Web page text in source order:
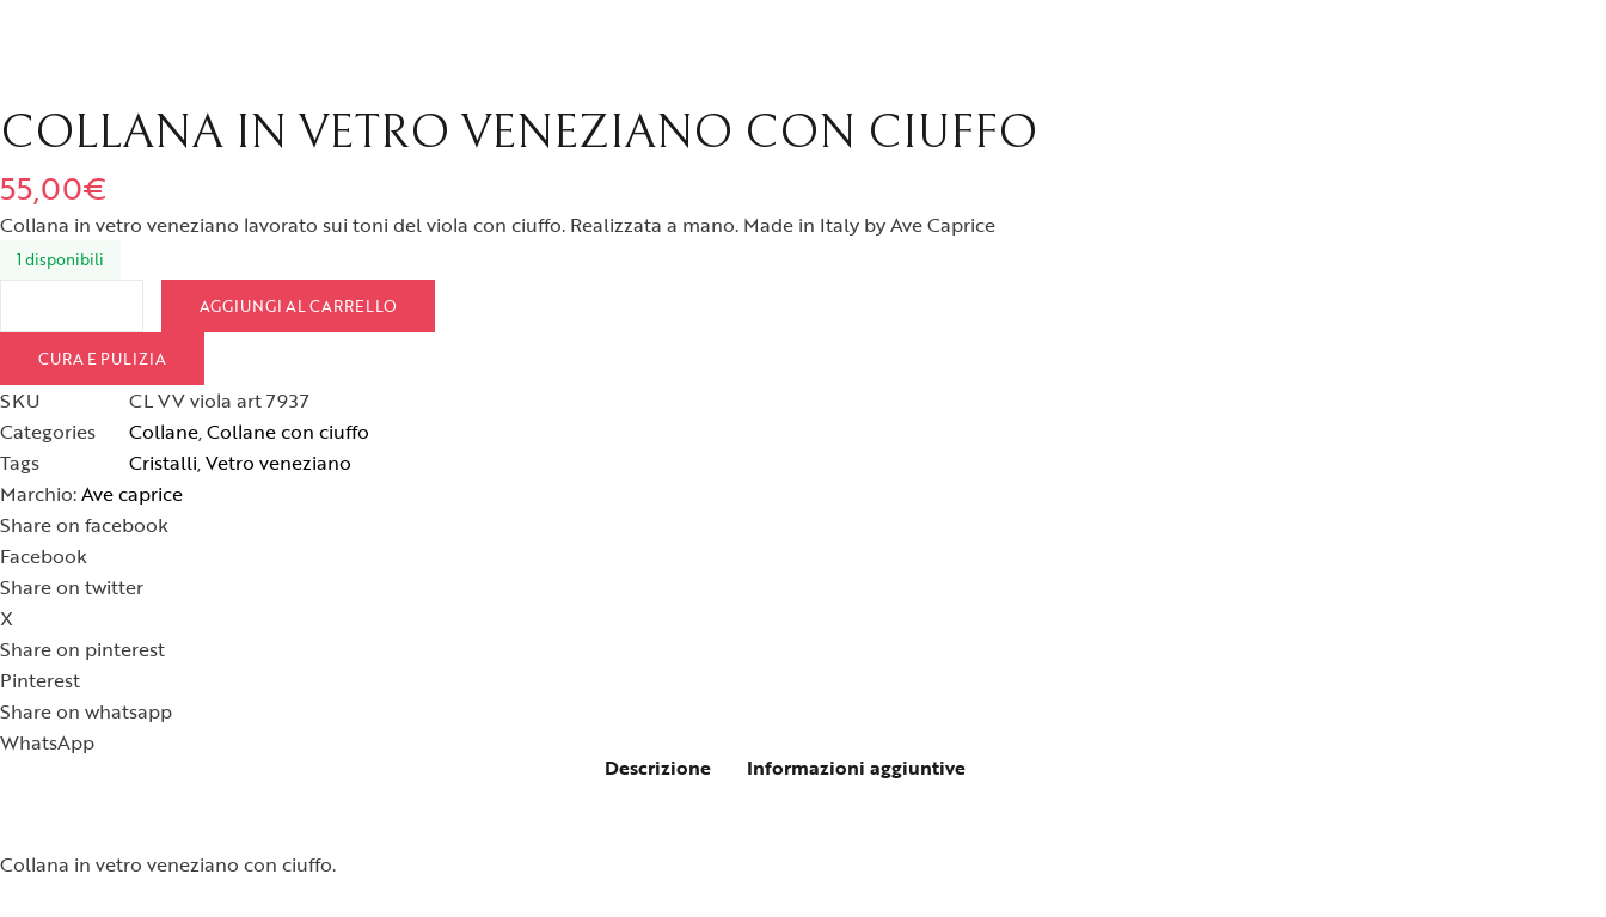
COLLANA IN VETRO VENEZIANO CON CIUFFO
55,00€
Collana in vetro veneziano lavorato sui toni del viola con ciuffo. Realizzata a mano. Made in Italy by Ave Caprice
1 disponibili
AGGIUNGI AL CARRELLO
CURA E PULIZIA
SKU
CL VV viola art 7937
Categories
Collane,Collane con ciuffo
Tags
Cristalli,Vetro veneziano
Marchio:Ave caprice
Share on facebook
Facebook
Share on twitter
X
Share on pinterest
Pinterest
Share on whatsapp
WhatsApp
Descrizione
Informazioni aggiuntive
Collana in vetro veneziano con ciuffo.